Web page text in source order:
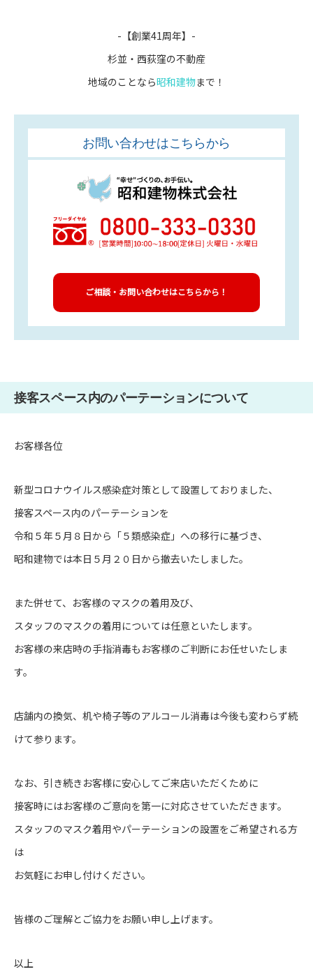
-【創業41周年】-
杉並・西荻窪の不動産
地域のことなら昭和建物まで！
お問い合わせはこちらから
ご相談・お問い合わせはこちらから！
接客スペース内のパーテーションについて
お客様各位
新型コロナウイルス感染症対策として設置しておりました、
接客スペース内のパーテーションを
令和５年５月８日から「５類感染症」への移行に基づき、
昭和建物では本日５月２０日から撤去いたしました。
また併せて、お客様のマスクの着用及び、
スタッフのマスクの着用については任意といたします。
お客様の来店時の手指消毒もお客様のご判断にお任せいたしま
す。
店舗内の換気、机や椅子等のアルコール消毒は今後も変わらず続
けて参ります。
なお、引き続きお客様に安心してご来店いただくために
接客時にはお客様のご意向を第一に対応させていただきます。
スタッフのマスク着用やパーテーションの設置をご希望される方
は
お気軽にお申し付けください。
皆様のご理解とご協力をお願い申し上げます。
以上